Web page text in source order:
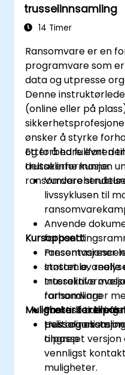
trusselinnsamling
14 Timer
Ransomvare er en
programvare som
data og utpresse
Denne
(online eller på
ønsker å styrke
og forbedre evnen
trusselinformasjon
Etter å ha fullført
deltakerne kunne:
Vurdere
livssyklusen til
Anvende
Innsamle,
ransomvare
Samarbeide
politi og
angrep
Kursoppsett:
Presentasjoner
støttet av reelle
Interaktive
forhandlinger
Praktisk trening
Muligheter for
Hvis
tilpasset
vennligst
muligheter.